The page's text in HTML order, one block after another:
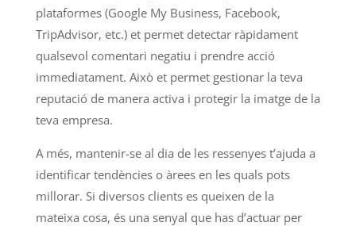
plataformes (Google My Business, Facebook,
TripAdvisor, etc.) et permet detectar ràpidament
qualsevol comentari negatiu i prendre acció
immediatament. Això et permet gestionar la teva
reputació de manera activa i protegir la imatge de la
teva empresa.
A més, mantenir-se al dia de les ressenyes t’ajuda a
identificar tendències o àrees en les quals pots
millorar. Si diversos clients es queixen de la
mateixa cosa, és una senyal que has d’actuar per